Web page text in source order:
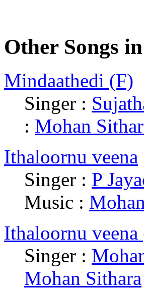
Other Songs
Mindaathedi (F)
Singer :
: Mohan
Ithaloornu veena
Singer : P
Music :
Ithaloornu
Singer :
Mohan Sithara